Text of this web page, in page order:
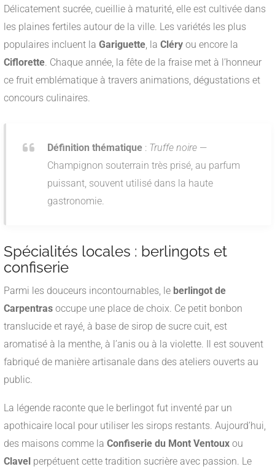
Délicatement sucrée, cueillie à maturité, elle est cultivée dans
les plaines fertiles autour de la ville. Les variétés les plus
populaires incluent la Gariguette, la Cléry ou encore la
Ciflorette. Chaque année, la fête de la fraise met à l’honneur
ce fruit emblématique à travers animations, dégustations et
concours culinaires.
Définition thématique : Truffe noire —
Champignon souterrain très prisé, au parfum
puissant, souvent utilisé dans la haute
gastronomie.
Spécialités locales : berlingots et
confiserie
Parmi les douceurs incontournables, le berlingot de
Carpentras occupe une place de choix. Ce petit bonbon
translucide et rayé, à base de sirop de sucre cuit, est
aromatisé à la menthe, à l’anis ou à la violette. Il est souvent
fabriqué de manière artisanale dans des ateliers ouverts au
public.
La légende raconte que le berlingot fut inventé par un
apothicaire local pour utiliser les sirops restants. Aujourd’hui,
des maisons comme la Confiserie du Mont Ventoux ou
Clavel perpétuent cette tradition sucrière avec passion. Le